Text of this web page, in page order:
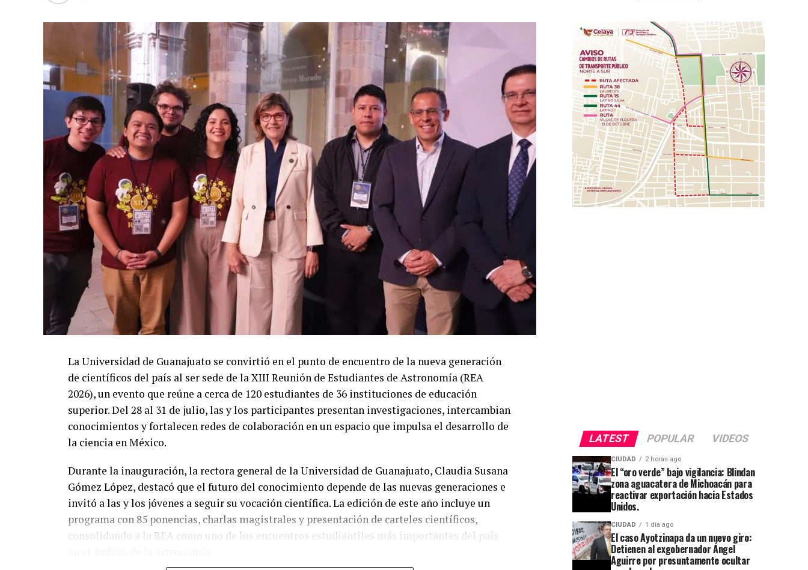
La Universidad de Guanajuato se convirtió en el punto de encuentro de la nueva generación
de científicos del país al ser sede de la XIII Reunión de Estudiantes de Astronomía (REA
2026), un evento que reúne a cerca de 120 estudiantes de 36 instituciones de educación
superior. Del 28 al 31 de julio, las y los participantes presentan investigaciones, intercambian
conocimientos y fortalecen redes de colaboración en un espacio que impulsa el desarrollo de
la ciencia en México.
Durante la inauguración, la rectora general de la Universidad de Guanajuato, Claudia Susana
Gómez López, destacó que el futuro del conocimiento depende de las nuevas generaciones e
invitó a las y los jóvenes a seguir su vocación científica. La edición de este año incluye un
programa con 85 ponencias, charlas magistrales y presentación de carteles científicos,
consolidando a la REA como uno de los encuentros estudiantiles más importantes del país
LATEST POPULAR VIDEOS
CIUDAD 2 horas ago
El “oro verde” bajo vigilancia: Blindan
zona aguacatera de Michoacán para
reactivar exportación hacia Estados
Unidos.
CIUDAD 1 día ago
El caso Ayotzinapa da un nuevo giro:
Detienen al exgobernador Ángel
Aguirre por presuntamente ocultar